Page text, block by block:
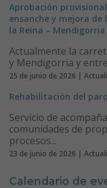
Aprobación
ensanche y mejora
la Reina –
Actualmente la
y Mendigorria y
25 de junio de 2026 |
Rehabilitación del
Servicio de
comunidades de
procesos...
23 de junio de 2026 |
Calendario de